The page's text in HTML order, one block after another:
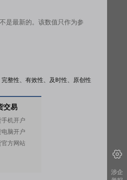
是最新的。该数值只作为参
整性、有效性、及时性、原创性
交易
手机开户
电脑开户
官方网站
涉企